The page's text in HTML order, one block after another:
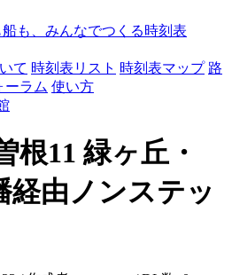
も、みんなでつくる時刻表
て 時刻表リスト 時刻表マップ 路
ーラム 使い方
根11 緑ヶ丘・
経由ノンステッ